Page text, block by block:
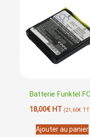
Batterie Funktel
18,00€HT (21,60€
Ajouter au panier